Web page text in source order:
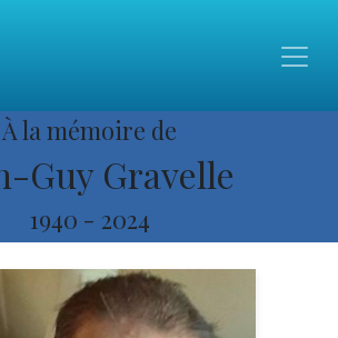
À la mémoire de
Guy Gravelle
1940 - 2024